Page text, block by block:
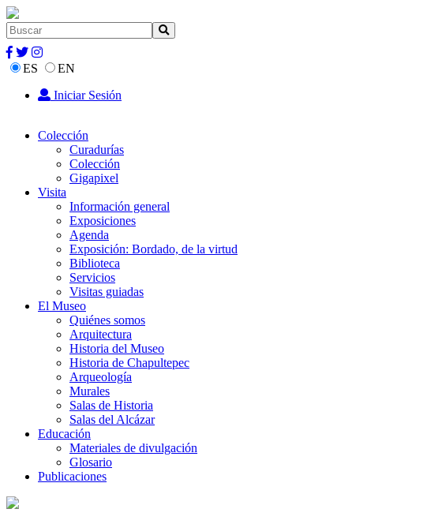
ES
EN
Iniciar Sesión
Colección
Curadurías
Colección
Gigapixel
Visita
Información general
Exposiciones
Agenda
Exposición: Bordado, de la virtud
Biblioteca
Servicios
Visitas guiadas
El Museo
Quiénes somos
Arquitectura
Historia del Museo
Historia de Chapultepec
Arqueología
Murales
Salas de Historia
Salas del Alcázar
Educación
Materiales de divulgación
Glosario
Publicaciones